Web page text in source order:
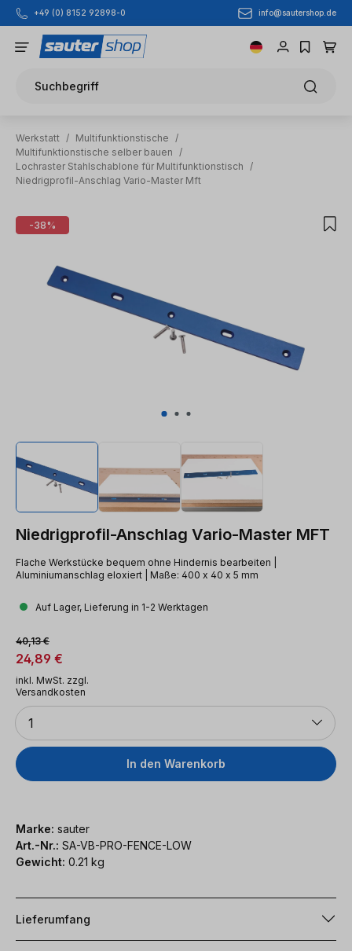
Zum Hauptinhalt springen
+49 (0) 8152 92898-0 info@sautershop.de
Suchbegriff
Werkstatt / Multifunktionstische
/
Multifunktionstische selber bauen
/
Lochraster Stahlschablone für Multifunktionstisch
/
Niedrigprofil-Anschlag Vario-Master Mft
Bildergalerie überspringen
-38%
Niedrigprofil-Anschlag Vario-Master MFT
Flache Werkstücke bequem ohne Hindernis bearbeiten |
Aluminiumanschlag eloxiert | Maße: 400 x 40 x 5 mm
Auf Lager, Lieferung in 1-2 Werktagen
Verkaufspreis:
24,89 €
Regulärer Preis:
40,13 €
inkl. MwSt. zzgl.
Versandkosten
Anzahl
1
In den Warenkorb
Marke: sauter
Art.-Nr.: SA-VB-PRO-FENCE-LOW
Gewicht: 0.21 kg
Lieferumfang